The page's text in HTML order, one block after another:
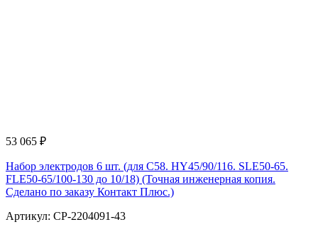
53 065 ₽
Набор электродов 6 шт. (для С58. HY45/90/116. SLE50-65.
FLE50-65/100-130 до 10/18) (Точная инженерная копия.
Cделано по заказу Контакт Плюс.)
Артикул: CP-2204091-43